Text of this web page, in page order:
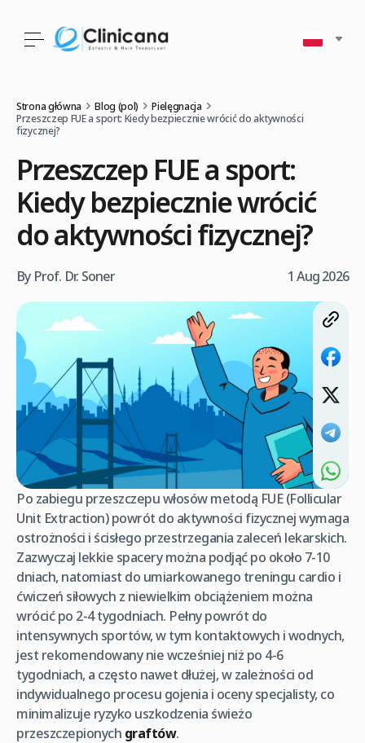
Strona główna Blog (pol)
Pielęgnacja
Przeszczep FUE a sport: Kiedy bezpiecznie wrócić do aktywności
fizycznej?
Przeszczep FUE a sport:
Kiedy bezpiecznie wrócić
do aktywności fizycznej?
By Prof. Dr. Soner 1 Aug 2026
Po zabiegu przeszczepu włosów metodą FUE (Follicular
Unit Extraction) powrót do aktywności fizycznej wymaga
ostrożności i ścisłego przestrzegania zaleceń lekarskich.
Zazwyczaj lekkie spacery można podjąć po około 7-10
dniach, natomiast do umiarkowanego treningu cardio i
ćwiczeń siłowych z niewielkim obciążeniem można
wrócić po 2-4 tygodniach. Pełny powrót do
intensywnych sportów, w tym kontaktowych i wodnych,
jest rekomendowany nie wcześniej niż po 4-6
tygodniach, a często nawet dłużej, w zależności od
indywidualnego procesu gojenia i oceny specjalisty, co
minimalizuje ryzyko uszkodzenia świeżo
przeszczepionych graftów.